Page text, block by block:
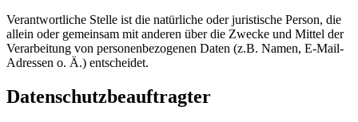
Verantwortliche Stelle ist die natürliche oder juristische Person, die
allein oder gemeinsam mit anderen über die Zwecke und Mittel der
Verarbeitung von personenbezogenen Daten (z.B. Namen, E-Mail-
Adressen o. Ä.) entscheidet.
Datenschutzbeauftragter